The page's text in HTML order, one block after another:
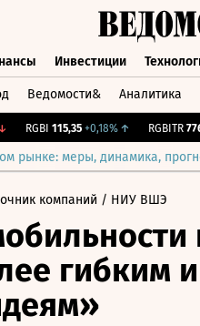
Инвестиции
Ведомости& Аналитика
RGBI 115,35 +0,18% ↑ RGBITR 776,42
рынке: меры, динамика,
компаний / НИУ ВШЭ
гибким